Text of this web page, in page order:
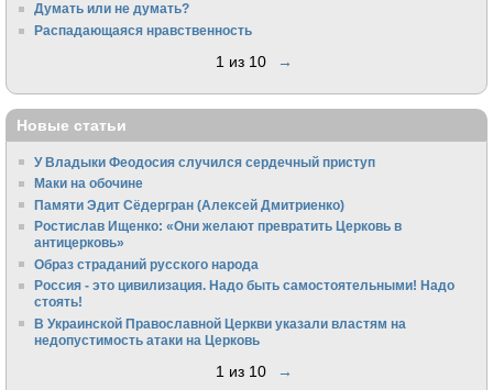
Думать или не думать?
Распадающаяся нравственность
1 из 10 →
Новые статьи
У Владыки Феодосия случился сердечный приступ
Маки на обочине
Памяти Эдит Сёдергран (Алексей Дмитриенко)
Ростислав Ищенко: «Они желают превратить Церковь в
антицерковь»
Образ страданий русского народа
Россия - это цивилизация. Надо быть самостоятельными! Надо
стоять!
В Украинской Православной Церкви указали властям на
недопустимость атаки на Церковь
1 из 10 →